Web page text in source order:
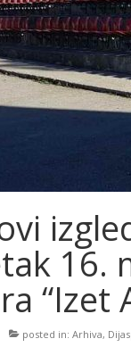
16.
“Izet
posted in: Arhiva,